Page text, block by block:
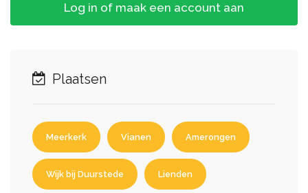
Log in of maak een account aan
Plaatsen
Meerkerk Vianen Amerongen
Wijk bij Duurstede Lienden